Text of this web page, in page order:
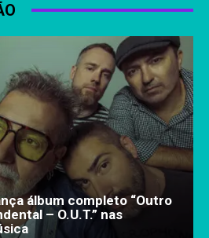
álbum completo “Outro
– O.U.T.” nas